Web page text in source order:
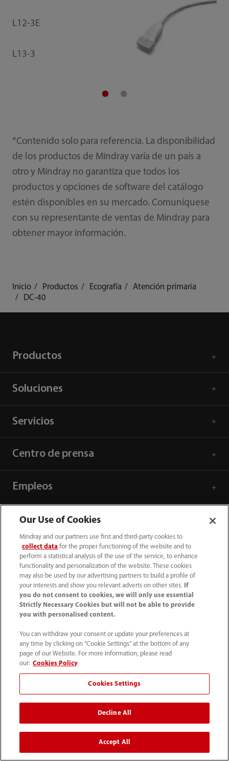
L12-3E
L13-3
*Contenido solo para referencia. La disponibilidad
de los productos de Mindray varía de un país a
otro y Mindray no garantiza que todos los
productos y opciones de software del catálogo
estén disponibles en su mercado. Comuníquese
con su representante de ventas de Mindray para
obtener mayor información.
Inicio Productos Ecografía
Atención primaria
DC-40
Productos
Soluciones
Servicios
Centro de prensa
Empleos
Acerca de Mindray
Información de contacto
52 55 5661 9450
intl-market@mindray.com
Condiciones de uso｜Mapa del sitio｜Aviso cookies｜
Línea de atención telefónica
Our Use of Cookies
Mindray and our partners use first and third-party cookies to
collect data for the proper functioning of the website and to
perform a statistical analysis of the use of the service, to enhance
functionality and personalization of the website. These cookies
may also be used by our advertising partners to build a profile of
your interests and show you relevant adverts on other sites.
If
you do not consent to cookies, we will only use essential
Strictly Necessary Cookies but will not be able to provide
you with personalised content.
You can withdraw your consent or update your preferences at
any time by clicking on "Cookie Settings" at the bottom of any
page of our Website. For more information, please read
our: Cookies Policy
Cookies Settings
Decline All
Accept All